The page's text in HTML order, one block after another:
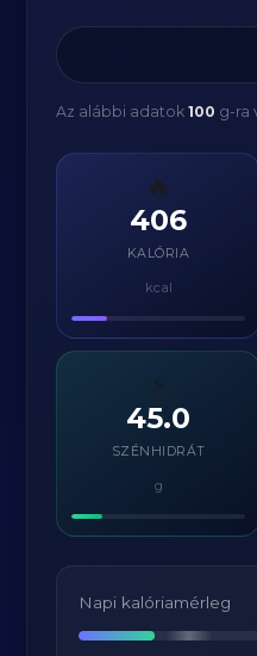
Az alábbi adatok100 g-ra
🔥
406
KALÓRIA
kcal
⚡
45.0
SZÉNHIDRÁT
g
Napi kalóriamérleg